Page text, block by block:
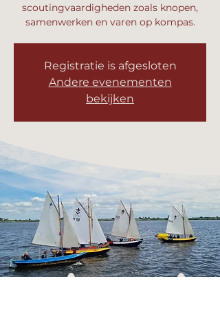
scoutingvaardigheden zoals knopen,
samenwerken en varen op kompas.
Registratie is afgesloten
Andere evenementen
bekijken
Tijd en locatie
20 dec 2025, 10:00 – 12:00
Leeuwarden, Avondsterweg 11a, 8938
AK Leeuwarden, Nederland